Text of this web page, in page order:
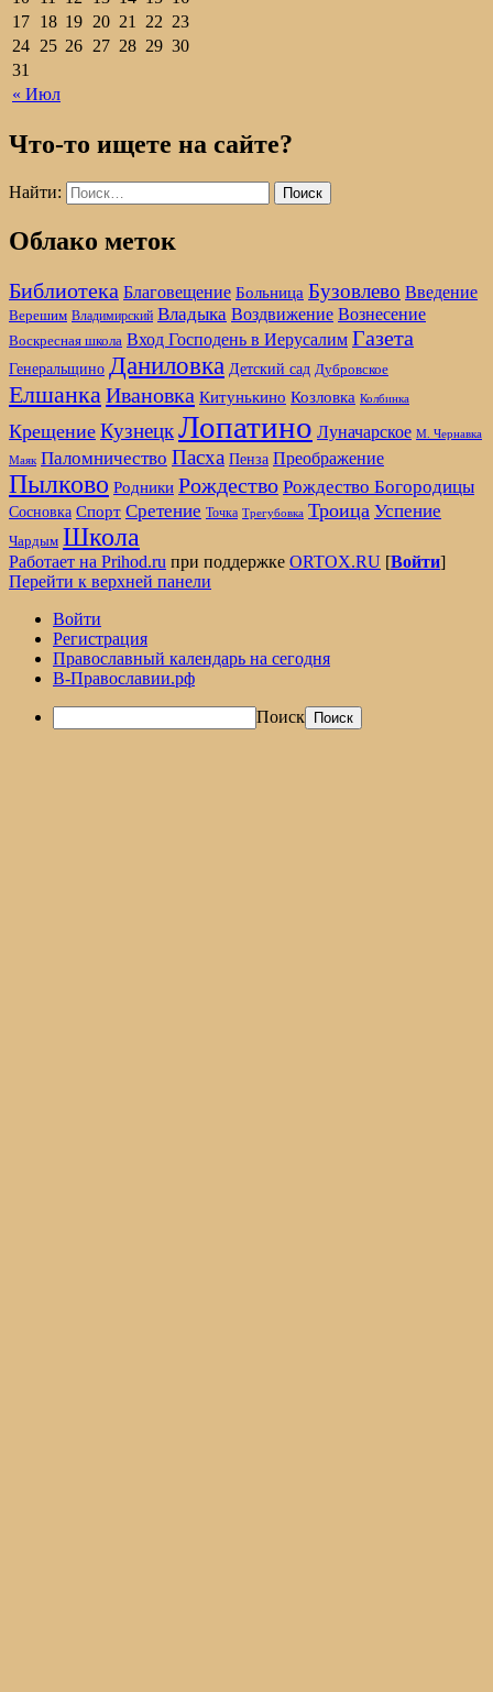
« Июл
17 18 19 20 21 22 23
24 25 26 27 28 29 30
31
Что-то ищете на сайте?
Найти:
Облако меток
Библиотека Благовещение Больница Бузовлево Введение
Верешим Владимирский Владыка Воздвижение Вознесение
Воскресная школа Вход Господень в Иерусалим Газета
Генеральщино Даниловка Детский сад Дубровское
Елшанка Ивановка Китунькино Козловка Колбинка
Крещение КузнецкЛопатино Луначарское М. Чернавка
Маяк Паломничество Пасха Пенза Преображение
Пылково Родники Рождество Рождество Богородицы
Сосновка Спорт Сретение Точка Трегубовка Троица Успение
Чардым Школа
Работает на Prihod.ru при поддержке ORTOX.RU [Войти]
Перейти к верхней панели
Войти
Регистрация
Православный календарь на сегодня
В-Православии.рф
Поиск